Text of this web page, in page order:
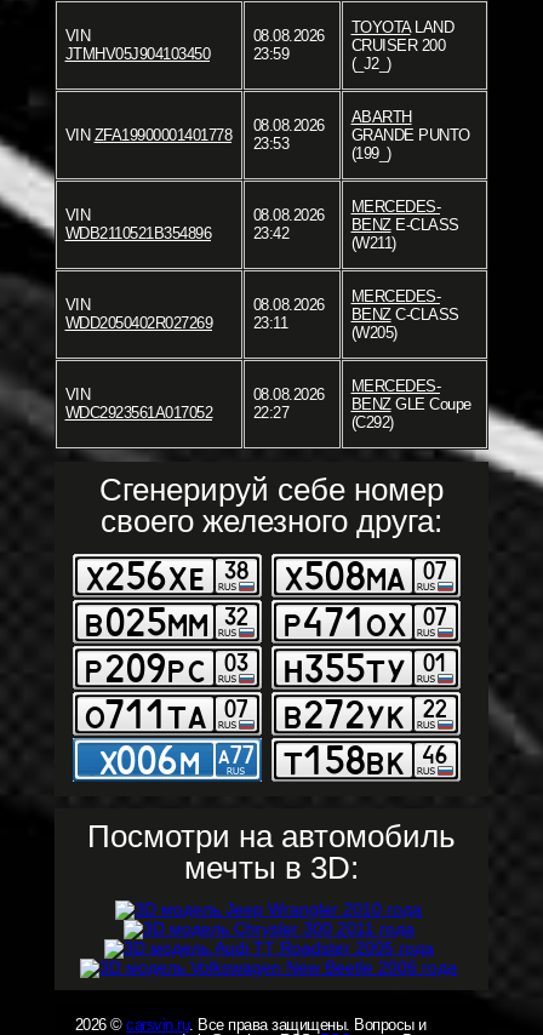
VIN
JTMHV05J904103450
08.08.2026
23:59
TOYOTALAND
CRUISER 200
(_J2_)
VIN ZFA19900001401778
08.08.2026
23:53
ABARTH
GRANDE PUNTO
(199_)
VIN
WDB2110521B354896
08.08.2026
23:42
MERCEDES-
BENZE-CLASS
(W211)
VIN
WDD2050402R027269
08.08.2026
23:11
MERCEDES-
BENZC-CLASS
(W205)
VIN
WDC2923561A017052
08.08.2026
22:27
MERCEDES-
BENZGLE Coupe
(C292)
Сгенерируй себе номер
своего железного друга:
Посмотри на автомобиль
мечты в 3D:
2026 © carsvin.ru. Все права защищены. Вопросы и